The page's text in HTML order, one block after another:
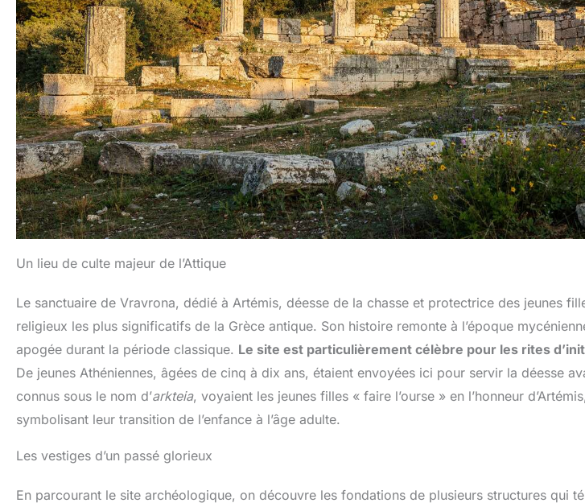
Un lieu de culte majeur de l’Attique
Le sanctuaire de Vravrona, dédié à Artémis, déesse de la chasse et protectrice des jeunes
religieux les plus significatifs de la Grèce antique. Son histoire remonte à l’époque
apogée durant la période classique. Le site est particulièrement célèbre pour les rites
De jeunes Athéniennes, âgées de cinq à dix ans, étaient envoyées ici pour servir la déesse
connus sous le nom d’arkteia, voyaient les jeunes filles « faire l’ourse » en l’honneur
symbolisant leur transition de l’enfance à l’âge adulte.
Les vestiges d’un passé glorieux
En parcourant le site archéologique, on découvre les fondations de plusieurs structures qui